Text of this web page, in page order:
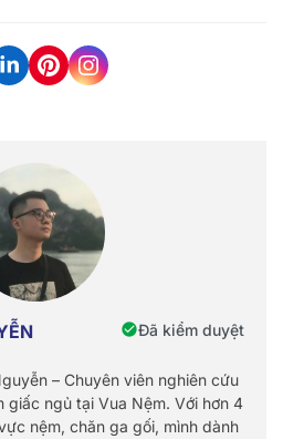
Đã kiểm duyệt
– Chuyên viên nghiên cứu
giấc ngủ tại Vua Nệm. Với hơn 4
nệm, chăn ga gối, mình dành